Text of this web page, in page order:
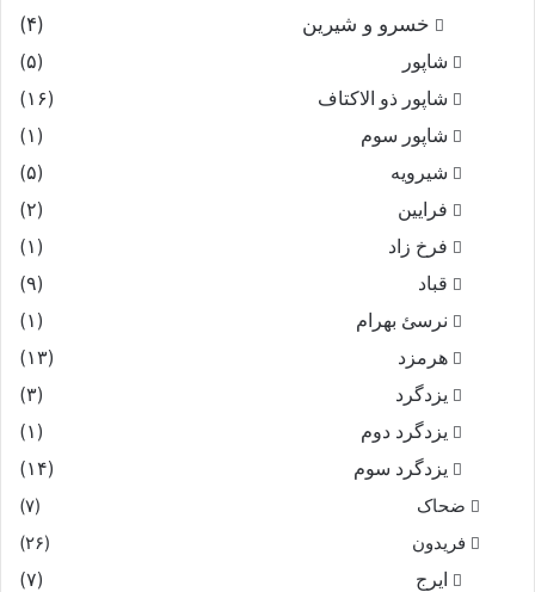
خسرو و شیرین (۴)
شاپور
(۵)
شاپور ذو الاکتاف
(۱۶)
شاپور سوم‏
(۱)
شیرویه
(۵)
فرایین
(۲)
فرخ زاد
(۱)
قباد
(۹)
نرسئ بهرام‏
(۱)
هرمزد
(۱۳)
یزدگرد
(۳)
یزدگرد دوم
(۱)
یزدگرد سوم
(۱۴)
ضحاک
(۷)
فریدون
(۲۶)
ایرج
(۷)